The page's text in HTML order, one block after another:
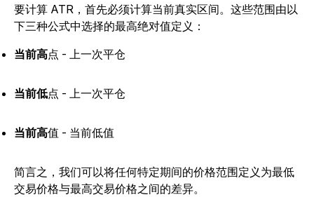
要计算 ATR，首先必须计算当前真实区间。这些范围由以
下三种公式中选择的最高绝对值定义：
当前高点 - 上一次平仓
当前低点 - 上一次平仓
当前高值 - 当前低值
简言之，我们可以将任何特定期间的价格范围定义为最低
交易价格与最高交易价格之间的差异。